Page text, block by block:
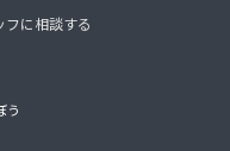
フに相談する
う